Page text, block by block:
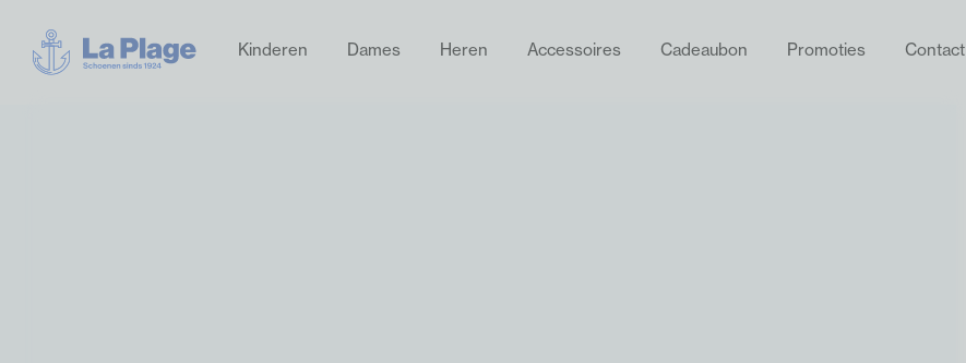
Kinderen Dames Heren Accessoires Cadeaubon Promoties Contact
ZOEKEN